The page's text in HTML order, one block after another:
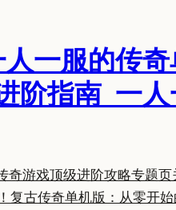
一服的传
阶指南_一
奇游戏顶级进阶攻略专题页
复古传奇单机版：从零开